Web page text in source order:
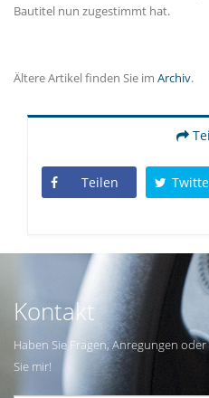
Bautitel nun zugestimmt hat.
Ältere Artikel finden Sie im Archiv.
Teilen
Kontakt
Haben Sie Fragen, Anregungen
Sie mir!